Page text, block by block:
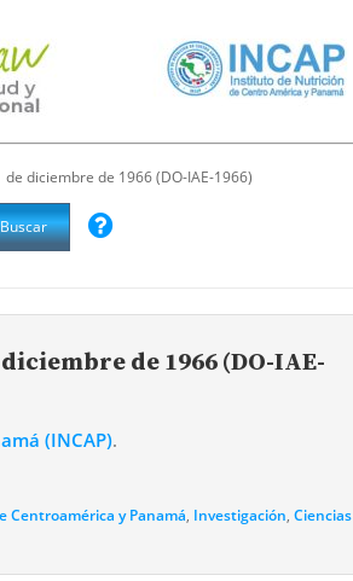
diciembre de 1966 (DO-IAE-1966)
de 1966 (DO-IAE-
(INCAP).
y Panamá, Investigación, Ciencias